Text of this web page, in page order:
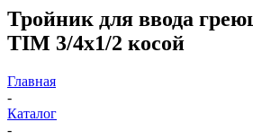
Тройник для ввода
TIM 3/4x1/2 косой
Главная
-
Каталог
-